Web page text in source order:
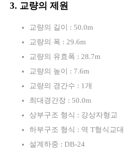
3. 교량의 제원
교량의 길이 : 50.0m
교량의 폭 : 29.6m
교량의 유효폭 : 28.7m
교량의 높이 : 7.6m
교량의 경간수 : 1개
최대경간장 : 50.0m
상부구조 형식 : 강상자형교
하부구조 형식 : 역 T형식교대
설계하중 : DB-24